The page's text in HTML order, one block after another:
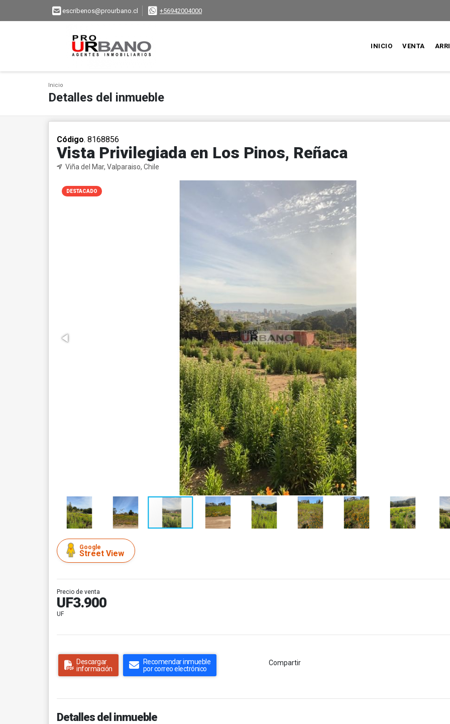
escribenos@prourbano.cl +56942004000
INICIO VENTA
Inicio
Detalles del inmueble
Código. 8168856
Vista Privilegiada en Los Pinos, Reñaca
Viña del Mar, Valparaiso, Chile
DESTACADO
Google
Street View
Precio de venta
UF3.900
UF
Descargar
información
Recomendar inmueble
por correo electrónico
Compartir
Detalles del inmueble